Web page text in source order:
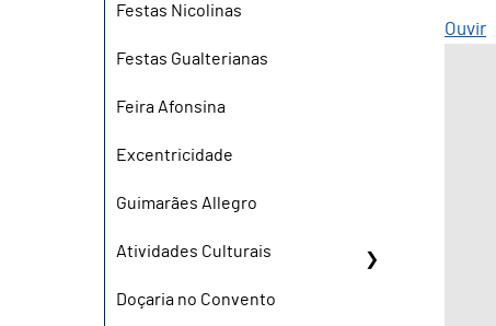
Festas Nicolinas
Festas Gualterianas
Feira Afonsina
Excentricidade
Guimarães Allegro
Atividades Culturais
Doçaria no Convento
Ouvir